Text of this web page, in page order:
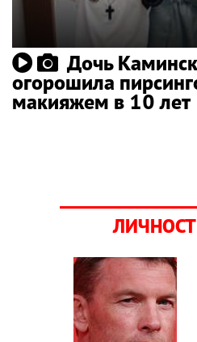
Дочь
огорошила
макияжем в 10 лет